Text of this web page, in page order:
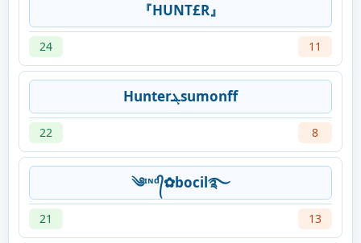
『HUNT£R』
24 11
Hunterܔsumonff
22 8
༄ᶦᶰᵈ᭄✿bocil࿐
21 13